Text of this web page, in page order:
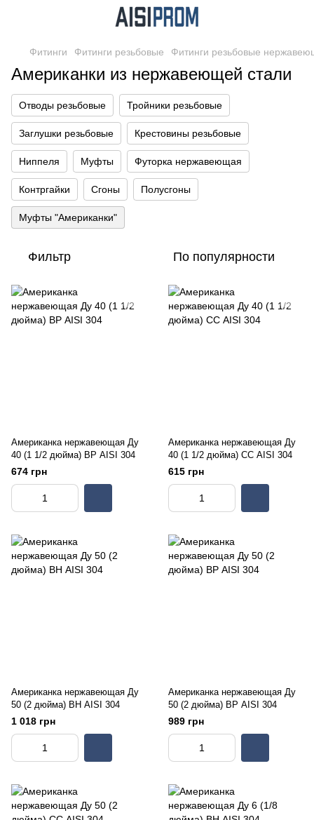
Фитинги Фитинги резьбовые Фитинги резьбовые
Американки из нержавеющей стали
Отводы резьбовые Тройники резьбовые
Заглушки резьбовые Крестовины резьбовые
Ниппеля Муфты Футорка нержавеющая
Контргайки Сгоны Полусгоны
Муфты "Американки"
Фильтр По популярности
Американка нержавеющая Ду
40 (1 1/2 дюйма) ВР AISI 304
674 грн
Американка нержавеющая Ду
40 (1 1/2 дюйма) СС AISI 304
615 грн
Американка нержавеющая Ду
50 (2 дюйма) ВН AISI 304
1 018 грн
Американка нержавеющая Ду
50 (2 дюйма) ВР AISI 304
989 грн